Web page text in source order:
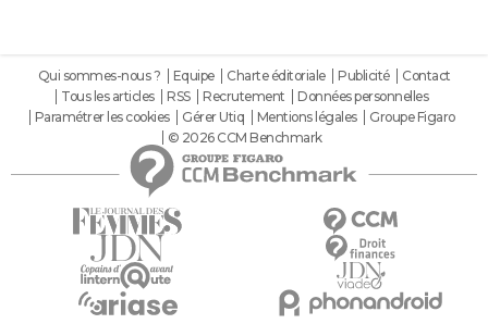
Qui sommes-nous ? Equipe Charte éditoriale Publicité
Contact
Tous les articles
RSS Recrutement
Données personnelles
Paramétrer les cookies
Gérer Utiq Mentions légales
Groupe Figaro
© 2026 CCM Benchmark